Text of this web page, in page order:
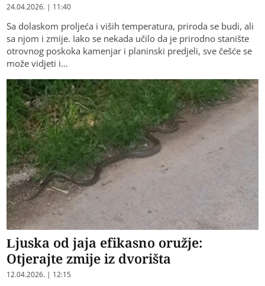
24.04.2026. | 11:40
Sa dolaskom proljeća i viših temperatura, priroda se budi, ali
sa njom i zmije. Iako se nekada učilo da je prirodno stanište
otrovnog poskoka kamenjar i planinski predjeli, sve češće se
može vidjeti i…
Ljuska od jaja efikasno oružje:
Otjerajte zmije iz dvorišta
12.04.2026. | 12:15